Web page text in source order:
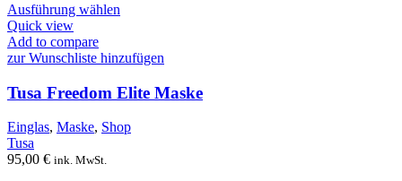
Ausführung wählen
mehrere
auf.
Die
Optionen
können
Quick view
Add to compare
zur Wunschliste hinzufügen
Tusa Freedom Elite Maske
Einglas, Maske, Shop
Tusa
95,00 € ink. MwSt.